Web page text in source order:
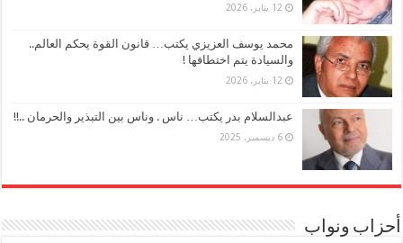
12 يناير، 2026
محمد يوسف العزيزي يكتب… قانون القوة يحكم العالم..
والسيادة يتم اختطافها !
12 يناير، 2026
عبدالسلام بدر يكتب… ناس . وناس بين التبذير والحرمان ..!!
6 ديسمبر، 2025
أحزاب ونواب